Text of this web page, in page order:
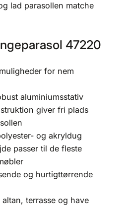
lad parasollen matche
47220
for nem
aluminiumsstativ
giver fri plads
og akryldug
passer til de fleste
og hurtigttørrende
altan, terrasse og have